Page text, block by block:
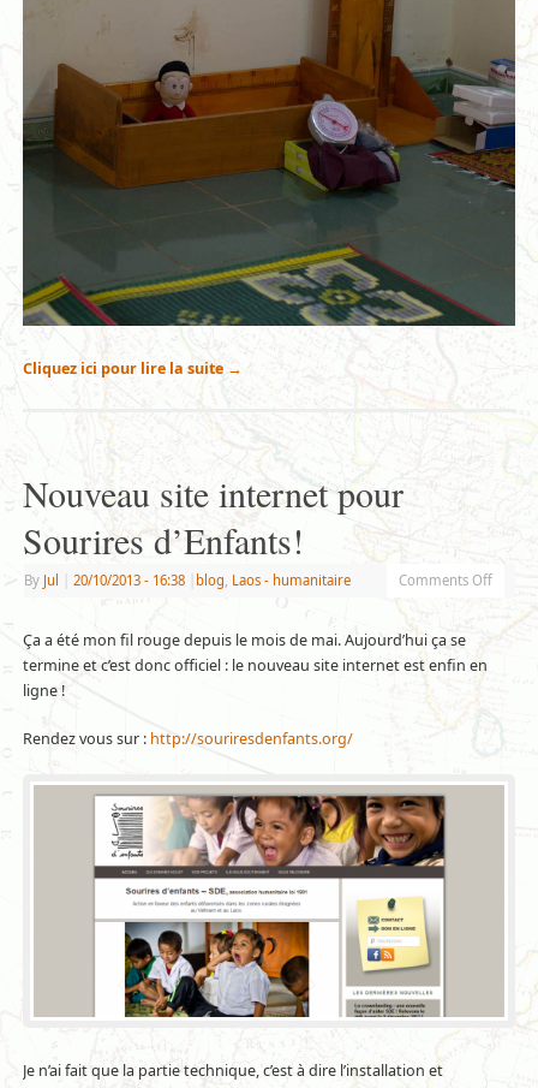
Cliquez ici pour lire la suite →
Nouveau site internet pour
Sourires d’Enfants!
By Jul 20/10/2013 - 16:38 blog Laos - humanitaire Comments Off
Ça a été mon fil rouge depuis le mois de mai. Aujourd’hui ça se
termine et c’est donc officiel : le nouveau site internet est enfin en
ligne !
Rendez vous sur : http://souriresdenfants.org/
Je n’ai fait que la partie technique, c’est à dire l’installation et